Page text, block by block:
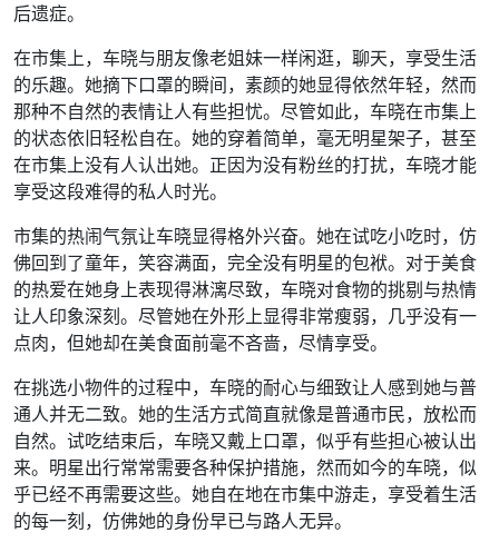
后遗症。
在市集上，车晓与朋友像老姐妹一样闲逛，聊天，享受生活
的乐趣。她摘下口罩的瞬间，素颜的她显得依然年轻，然而
那种不自然的表情让人有些担忧。尽管如此，车晓在市集上
的状态依旧轻松自在。她的穿着简单，毫无明星架子，甚至
在市集上没有人认出她。正因为没有粉丝的打扰，车晓才能
享受这段难得的私人时光。
市集的热闹气氛让车晓显得格外兴奋。她在试吃小吃时，仿
佛回到了童年，笑容满面，完全没有明星的包袱。对于美食
的热爱在她身上表现得淋漓尽致，车晓对食物的挑剔与热情
让人印象深刻。尽管她在外形上显得非常瘦弱，几乎没有一
点肉，但她却在美食面前毫不吝啬，尽情享受。
在挑选小物件的过程中，车晓的耐心与细致让人感到她与普
通人并无二致。她的生活方式简直就像是普通市民，放松而
自然。试吃结束后，车晓又戴上口罩，似乎有些担心被认出
来。明星出行常常需要各种保护措施，然而如今的车晓，似
乎已经不再需要这些。她自在地在市集中游走，享受着生活
的每一刻，仿佛她的身份早已与路人无异。